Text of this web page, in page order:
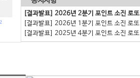
2
[결과발표] 2026년 2분기 포인트 소진 로또
[결과발표] 2026년 1분기 포인트 소진 로또
[결과발표] 2025년 4분기 포인트 소진 로또